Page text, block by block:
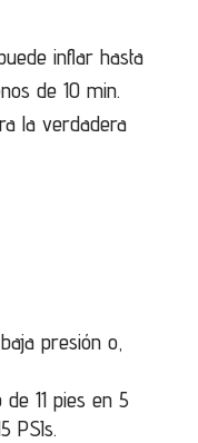
inflar hasta
de 10 min.
la verdadera
presión o,
11 pies en 5
PSIs.